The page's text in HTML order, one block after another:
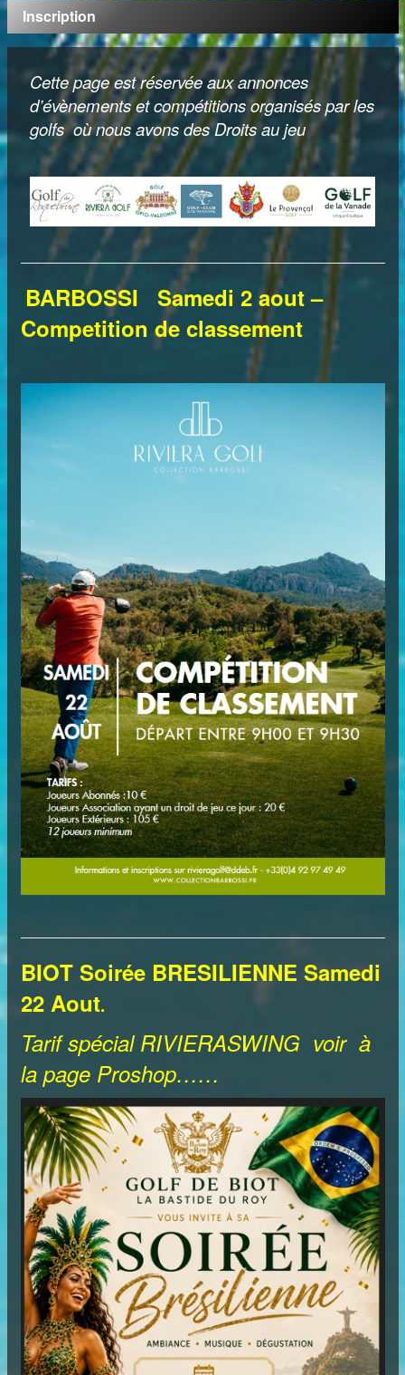
Inscription
Cette page est réservée aux annonces
d’évènements et compétitions organisés par les
golfs où nous avons des Droits au jeu
BARBOSSI Samedi 2 aout –
Competition de classement
BIOT Soirée BRESILIENNE Samedi
22 Aout.
Tarif spécial RIVIERASWING voir à
la page Proshop……